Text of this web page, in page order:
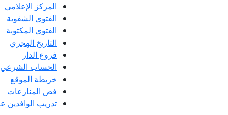
المركز الإعلامى
الفتوى الشفوية
الفتوى المكتوبة
التاريخ الهجري
فروع الدار
الحساب الشرعي
خريطة الموقع
فض المنازعات
تدريب الوافدين